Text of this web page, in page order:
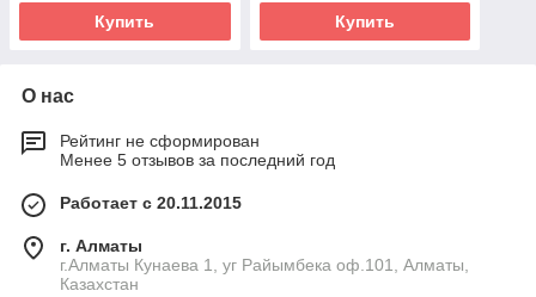
Купить Купить
О нас
Рейтинг не сформирован
Менее 5 отзывов за последний год
Работает с 20.11.2015
г. Алматы
г.Алматы Кунаева 1, уг Райымбека оф.101, Алматы,
Казахстан